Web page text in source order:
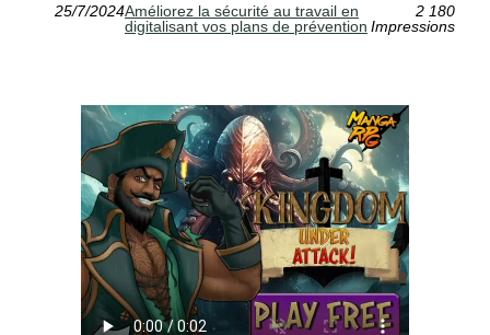
25/7/2024Améliorez la sécurité au travail en
digitalisant vos plans de prévention
2 180
Impressions